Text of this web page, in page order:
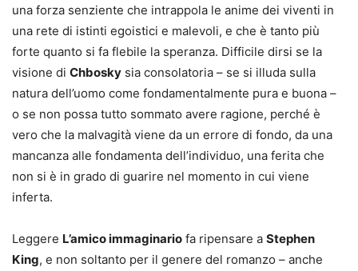
una forza senziente che intrappola le anime dei viventi in
una rete di istinti egoistici e malevoli, e che è tanto più
forte quanto si fa flebile la speranza. Difficile dirsi se la
visione di Chbosky sia consolatoria – se si illuda sulla
natura dell’uomo come fondamentalmente pura e buona –
o se non possa tutto sommato avere ragione, perché è
vero che la malvagità viene da un errore di fondo, da una
mancanza alle fondamenta dell’individuo, una ferita che
non si è in grado di guarire nel momento in cui viene
inferta.
Leggere L’amico immaginario fa ripensare a Stephen
King, e non soltanto per il genere del romanzo – anche